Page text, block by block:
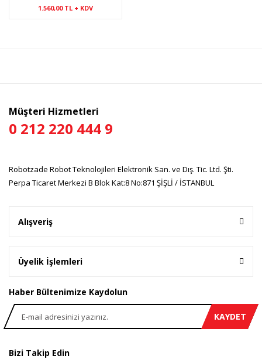
1.560,00 TL + KDV
Müşteri Hizmetleri
0 212 220 444 9
Robotzade Robot Teknolojileri Elektronik San. ve Dış. Tic. Ltd. Şti.
Perpa Ticaret Merkezi B Blok Kat:8 No:871 ŞİŞLİ / İSTANBUL
Alışveriş
Üyelik İşlemleri
Haber Bültenimize Kaydolun
KAYDET
Bizi Takip Edin